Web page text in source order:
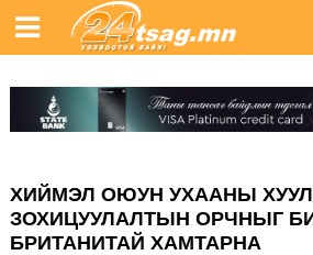
ХИЙМЭЛ ОЮУН УХААНЫ
ЗОХИЦУУЛАЛТЫН ОРЧНЫГ
БРИТАНИТАЙ ХАМТАРНА